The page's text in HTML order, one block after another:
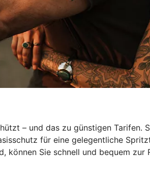
– und das zu günstigen Tarifen.
für eine gelegentliche
können Sie schnell und bequem zur